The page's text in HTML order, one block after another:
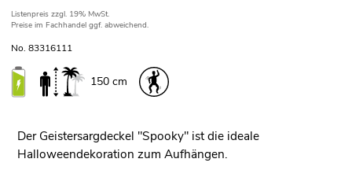
Listenpreis zzgl. 19% MwSt.
Preise im Fachhandel ggf. abweichend.
No. 83316111
150 cm
Der Geistersargdeckel "Spooky" ist die ideale
Halloweendekoration zum Aufhängen.